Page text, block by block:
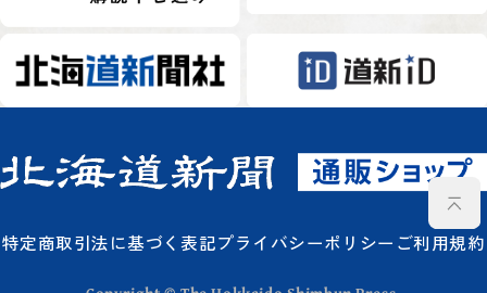
特定商取引法に基づく表記プライバシーポリシー ご利用規約